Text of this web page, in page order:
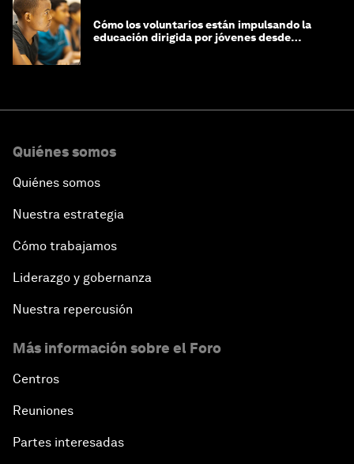
Cómo los voluntarios están impulsando la
educación dirigida por jóvenes desde
Quiénes somos
Quiénes somos
Nuestra estrategia
Cómo trabajamos
Liderazgo y gobernanza
Nuestra repercusión
Más información sobre el Foro
Centros
Reuniones
Partes interesadas